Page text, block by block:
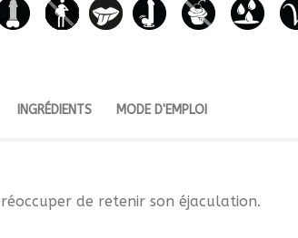
INGRÉDIENTS MODE D'EMPLOI
de retenir son éjaculation.